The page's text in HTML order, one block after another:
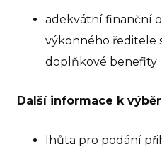
adekvátní finanční
výkonného ředitele
doplňkové benefity
Další informace k
lhůta pro podání